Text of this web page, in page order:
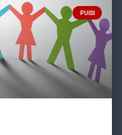
PUISI